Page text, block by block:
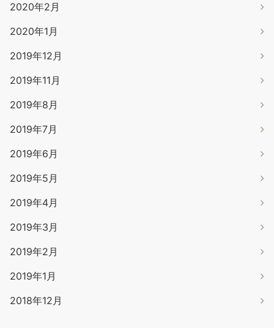
2020年2月
2020年1月
2019年12月
2019年11月
2019年8月
2019年7月
2019年6月
2019年5月
2019年4月
2019年3月
2019年2月
2019年1月
2018年12月